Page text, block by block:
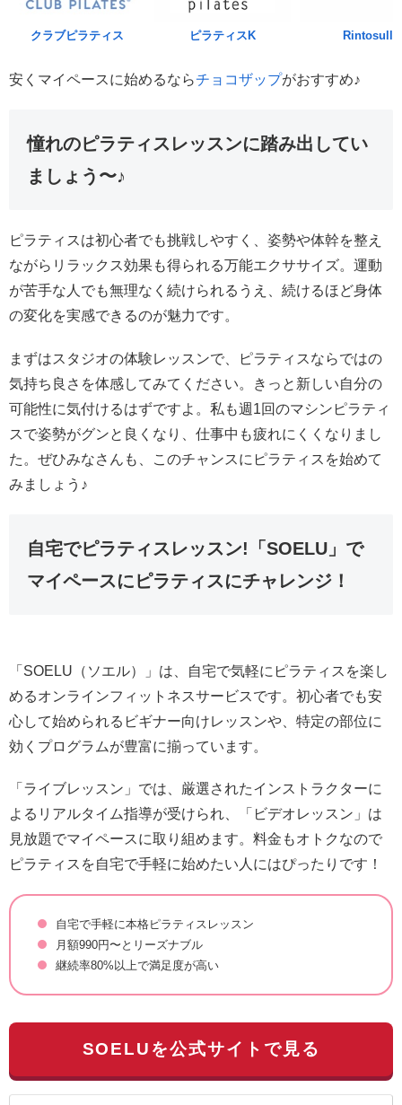
クラブピラティス ピラティスK Rintosull
安くマイペースに始めるならチョコザップがおすすめ♪
憧れのピラティスレッスンに踏み出してい
ましょう〜♪
ピラティスは初心者でも挑戦しやすく、姿勢や体幹を整え
ながらリラックス効果も得られる万能エクササイズ。運動
が苦手な人でも無理なく続けられるうえ、続けるほど身体
の変化を実感できるのが魅力です。
まずはスタジオの体験レッスンで、ピラティスならではの
気持ち良さを体感してみてください。きっと新しい自分の
可能性に気付けるはずですよ。私も週1回のマシンピラティ
スで姿勢がグンと良くなり、仕事中も疲れにくくなりまし
た。ぜひみなさんも、このチャンスにピラティスを始めて
みましょう♪
自宅でピラティスレッスン!「SOELU」で
マイペースにピラティスにチャレンジ！
「SOELU（ソエル）」は、自宅で気軽にピラティスを楽し
めるオンラインフィットネスサービスです。初心者でも安
心して始められるビギナー向けレッスンや、特定の部位に
効くプログラムが豊富に揃っています。
「ライブレッスン」では、厳選されたインストラクターに
よるリアルタイム指導が受けられ、「ビデオレッスン」は
見放題でマイペースに取り組めます。料金もオトクなので
ピラティスを自宅で手軽に始めたい人にはぴったりです！
自宅で手軽に本格ピラティスレッスン
月額990円〜とリーズナブル
継続率80%以上で満足度が高い
SOELUを公式サイトで見る